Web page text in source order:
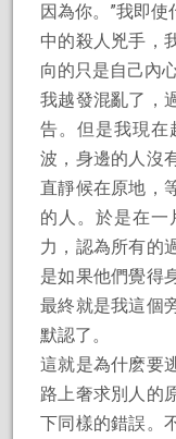
因為你。”我即
中的殺人兇手，
向的只是自己內心
我越發混亂了，
告。但是我現在
波，身邊的人沒
直靜候在原地，
的人。於是在
力，認為所有的
是如果他們覺得
最終就是我這個
默認了。
這就是為什麽要
路上奢求別人的
下同樣的錯誤。